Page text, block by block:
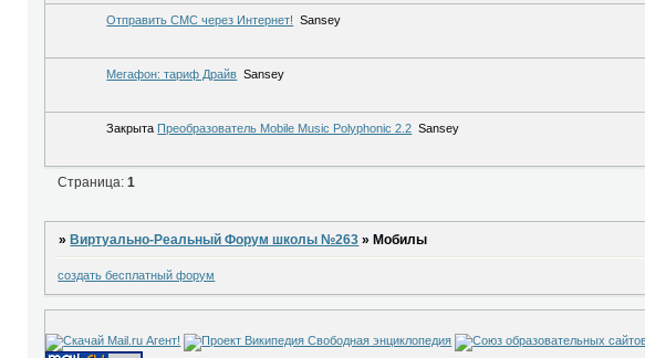
Отправить СМС через Интернет!
Sansey
Мегафон: тариф Драйв Sansey
Закрыта Преобразователь Mobile Music Polyphonic 2.2 Sansey
Страница:1
» Виртуально-Реальный Форум школы №263 » Мобилы
создать бесплатный форум